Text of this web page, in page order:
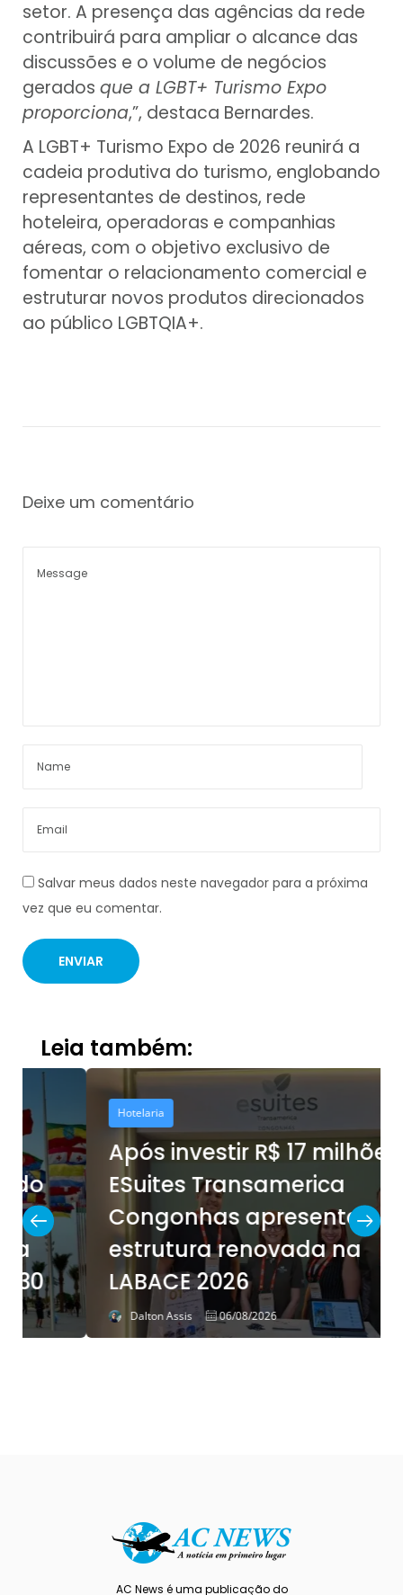
setor. A presença das agências da rede
contribuirá para ampliar o alcance das
discussões e o volume de negócios
gerados que a LGBT+ Turismo Expo
proporciona,”, destaca Bernardes.
A LGBT+ Turismo Expo de 2026 reunirá a
cadeia produtiva do turismo, englobando
representantes de destinos, rede
hoteleira, operadoras e companhias
aéreas, com o objetivo exclusivo de
fomentar o relacionamento comercial e
estruturar novos produtos direcionados
ao público LGBTQIA+.
Deixe um comentário
Salvar meus dados neste navegador para a próxima
vez que eu comentar.
Leia também:
Após investir R$ 17 milhões,
ESuites Transamerica
Congonhas apresenta
estrutura renovada na
LABACE 2026
Dalton Assis 06/08/2026
AC News é uma publicação do